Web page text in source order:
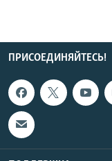
ПРИСОЕДИНЯЙТЕСЬ!